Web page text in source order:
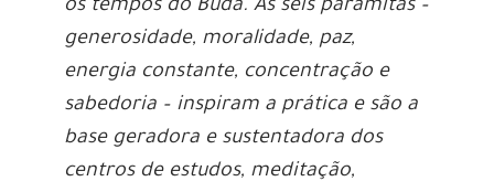
os tempos do Buda. As seis paramitas –
generosidade, moralidade, paz,
energia constante, concentração e
sabedoria – inspiram a prática e são a
base geradora e sustentadora dos
centros de estudos, meditação,